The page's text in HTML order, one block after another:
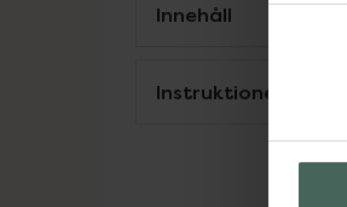
Innehåll
Instruktioner